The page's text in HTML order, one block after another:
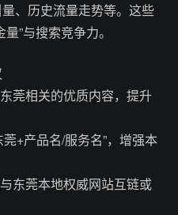
、历史流量走势等。这些
”与搜索竞争力。
莞相关的优质内容，提升
+产品名/服务名”，增强本
东莞本地权威网站互链或